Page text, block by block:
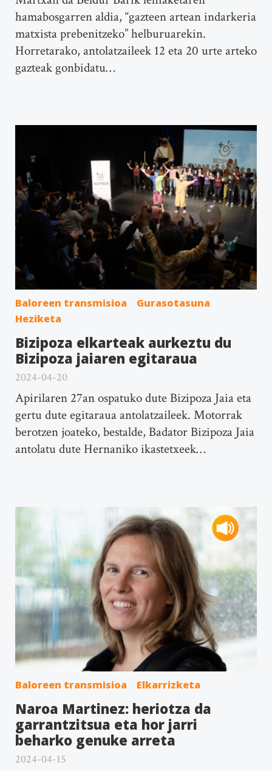
hamabosgarren aldia, “gazteen artean indarkeria
matxista prebenitzeko” helburuarekin.
Horretarako, antolatzaileek 12 eta 20 urte arteko
gazteak gonbidatu…
Baloreen transmisioa
Gurasotasuna
Heziketa
Bizipoza elkarteak aurkeztu du
Bizipoza jaiaren egitaraua
2024-04-20
Apirilaren 27an ospatuko dute Bizipoza Jaia eta
gertu dute egitaraua antolatzaileek. Motorrak
berotzen joateko, bestalde, Badator Bizipoza Jaia
antolatu dute Hernaniko ikastetxeek…
Baloreen transmisioa Elkarrizketa
Naroa Martinez: heriotza da
garrantzitsua eta hor jarri
beharko genuke arreta
2024-04-15